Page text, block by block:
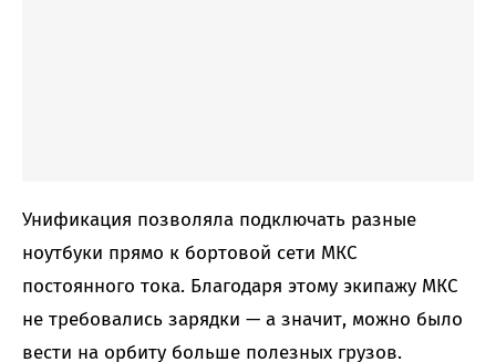
Унификация позволяла подключать разные
ноутбуки прямо к бортовой сети МКС
постоянного тока. Благодаря этому экипажу МКС
не требовались зарядки — а значит, можно было
вести на орбиту больше полезных грузов.